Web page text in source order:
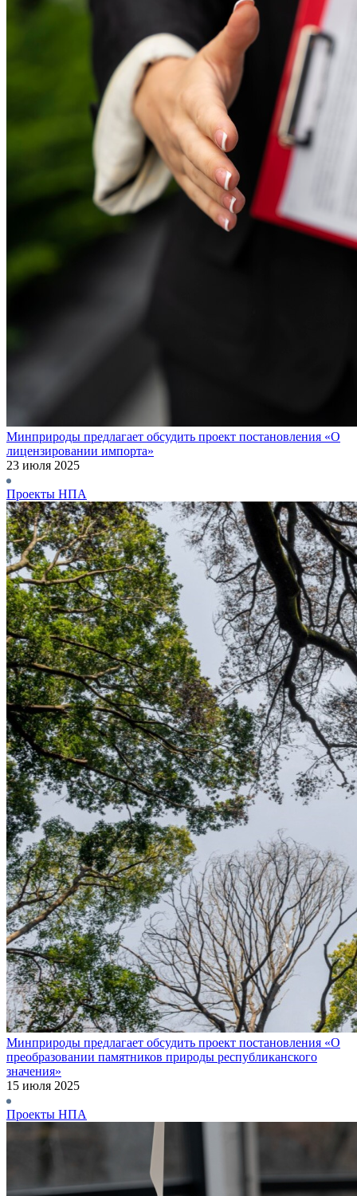
Минприроды предлагает обсудить проект постановления «О
лицензировании импорта»
23 июля 2025
Проекты НПА
Минприроды предлагает обсудить проект постановления «О
преобразовании памятников природы республиканского
значения»
15 июля 2025
Проекты НПА